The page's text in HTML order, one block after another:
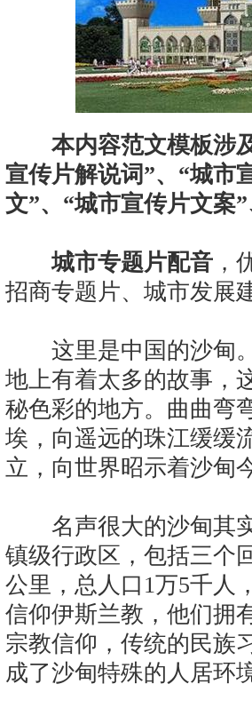
本内容范文模板涉
宣传片解说词”、“城市
文”、“城市宣传片文案
城市专题片配音 ，
招商专题片、城市发展
这里是中国的沙甸。
地上有着太多的故事，
秘色彩的地方。曲曲弯
埃，向遥远的珠江缓缓
立，向世界昭示着沙甸
名声很大的沙甸其实
镇级行政区，包括三个
公里，总人口1万5千人
信仰伊斯兰教，他们拥
宗教信仰，传统的民族
成了沙甸特殊的人居环